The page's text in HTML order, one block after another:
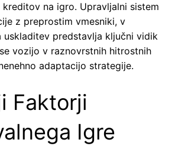
kreditov na igro. Upravljalni sistem
z preprostim vmesniki, v
uskladitev predstavlja ključni vidik
vozijo v raznovrstnih hitrostnih
adaptacijo strategije.
Faktorji
Igre